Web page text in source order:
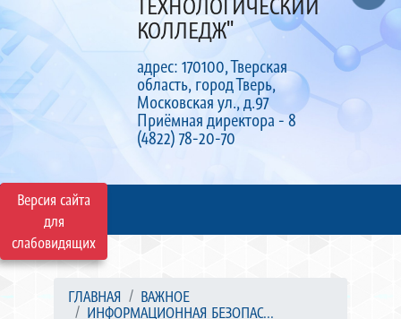
Версия сайта
для
слабовидящих
ТЕХНОЛОГИЧЕСКИЙ
КОЛЛЕДЖ"
адрес: 170100, Тверская
область, город Тверь,
Московская ул., д.97
Приёмная директора - 8
(4822) 78-20-70
ГЛАВНАЯ
ВАЖНОЕ
ИНФОРМАЦИОННАЯ БЕЗОПАС...